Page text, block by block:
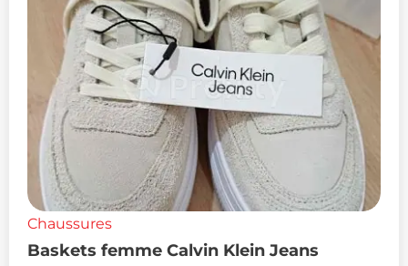
Chaussures
Baskets femme Calvin Klein Jeans